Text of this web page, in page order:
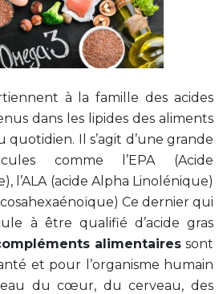
à la famille des acides
dans les lipides des aliments
quotidien. Il s’agit d’une grande
comme l’EPA (Acide
l’ALA (acide Alpha Linolénique)
Ce dernier qui
à être qualifié d’acide gras
alimentaires sont
et pour l’organisme humain
du cœur, du cerveau, des